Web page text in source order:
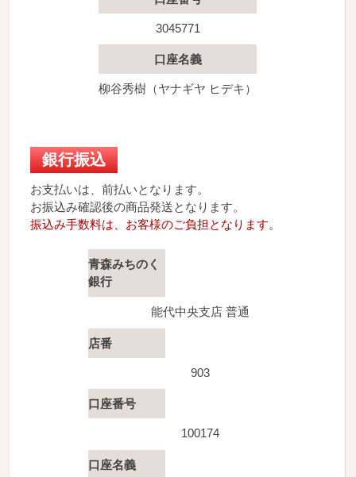
3045771
口座名義
柳谷秀樹（ヤナギヤ ヒデキ）
銀行振込
お支払いは、前払いとなります。
お振込み確認後の商品発送となります。
振込み手数料は、お客様のご負担となります。
青森みちのく
銀行
能代中央支店 普通
店番
903
口座番号
100174
口座名義